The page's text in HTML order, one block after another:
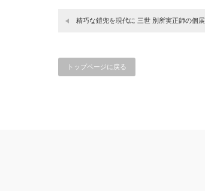
精巧な鎧兜を現代に 三世 別所実正師の個展
トップページに戻る